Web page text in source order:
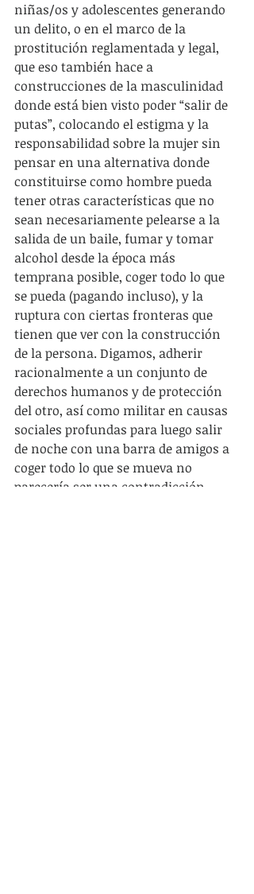
niñas/os y adolescentes generando
un delito, o en el marco de la
prostitución reglamentada y legal,
que eso también hace a
construcciones de la masculinidad
donde está bien visto poder “salir de
putas”, colocando el estigma y la
responsabilidad sobre la mujer sin
pensar en una alternativa donde
constituirse como hombre pueda
tener otras características que no
sean necesariamente pelearse a la
salida de un baile, fumar y tomar
alcohol desde la época más
temprana posible, coger todo lo que
se pueda (pagando incluso), y la
ruptura con ciertas fronteras que
tienen que ver con la construcción
de la persona. Digamos, adherir
racionalmente a un conjunto de
derechos humanos y de protección
del otro, así como militar en causas
sociales profundas para luego salir
de noche con una barra de amigos a
coger todo lo que se mueva no
parecería ser una contradicción